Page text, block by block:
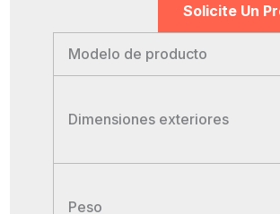
Solicite Un
Modelo de producto
Dimensiones exteriores
Peso